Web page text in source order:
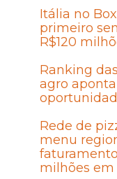
Itália no
primeiro
R$120
Ranking
agro
Rede de
menu
milhões em